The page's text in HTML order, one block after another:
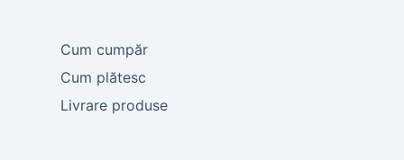
Cum cumpăr
Cum plătesc
Livrare produse